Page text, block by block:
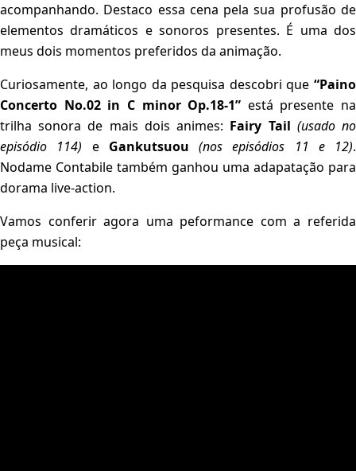
acompanhando. Destaco essa cena pela sua profusão de
elementos dramáticos e sonoros presentes. É uma dos
meus dois momentos preferidos da animação.
Curiosamente, ao longo da pesquisa descobri que “Paino
Concerto No.02 in C minor Op.18-1” está presente na
trilha sonora de mais dois animes: Fairy Tail (usado no
episódio 114) e Gankutsuou (nos episódios 11 e 12).
Nodame Contabile também ganhou uma adapatação para
dorama live-action.
Vamos conferir agora uma peformance com a referida
peça musical: